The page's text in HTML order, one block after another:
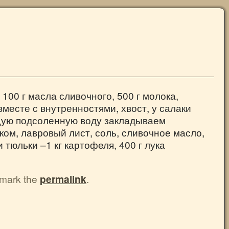
г масла сливочного, 500 г молока,
с внутренностями, хвост, у салаки
подсоленную воду закладываем
лавровый лист, соль, сливочное масло,
–1 кг картофеля, 400 г лука
the permalink.